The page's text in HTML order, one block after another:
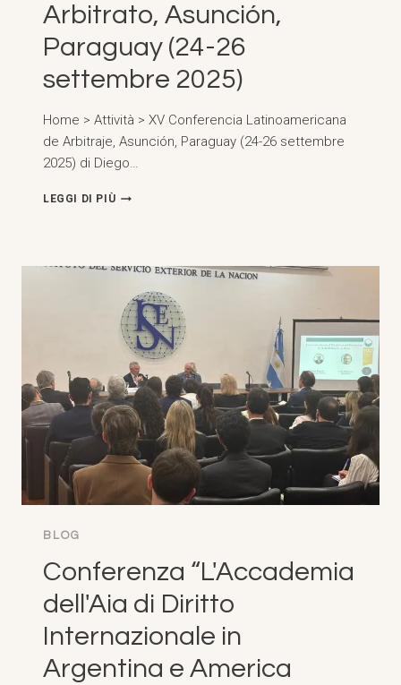
Arbitrato, Asunción,
Paraguay (24-26
settembre 2025)
Home > Attività > XV Conferencia Latinoamericana
de Arbitraje, Asunción, Paraguay (24-26 settembre
2025) di Diego…
LEGGI DI PIÙXV
PARAGUAY
(24-
26
SETTEMBRE
2025)
BLOG
Conferenza “L'Accademia
dell'Aia di Diritto
Internazionale in
Argentina e America